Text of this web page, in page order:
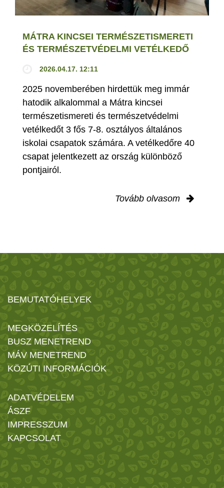
MÁTRA KINCSEI TERMÉSZETISMERETI
ÉS TERMÉSZETVÉDELMI VETÉLKEDŐ
2026.04.17. 12:11
2025 novemberében hirdettük meg immár
hatodik alkalommal a Mátra kincsei
természetismereti és természetvédelmi
vetélkedőt 3 fős 7-8. osztályos általános
iskolai csapatok számára. A vetélkedőre 40
csapat jelentkezett az ország különböző
pontjairól.
Tovább olvasom
BEMUTATÓHELYEK
MEGKÖZELÍTÉS
BUSZ MENETREND
MÁV MENETREND
KÖZÚTI INFORMÁCIÓK
ADATVÉDELEM
ÁSZF
IMPRESSZUM
KAPCSOLAT